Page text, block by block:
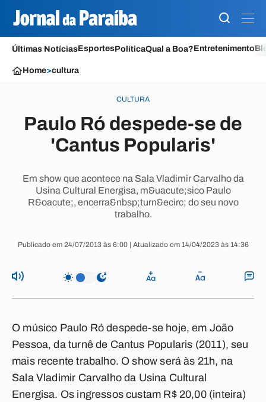
Últimas NotíciasEsportesPolíticaQual a Boa?Entretenimento
Home>cultura
CULTURA
Paulo Ró despede-se de
'Cantus Popularis'
Em show que acontece na Sala Vladimir Carvalho da
Usina Cultural Energisa, m&uacute;sico Paulo
R&oacute;, encerra&nbsp;turn&ecirc; do seu novo
trabalho.
Publicado em 24/07/2013 às 6:00 | Atualizado em 14/04/2023 às 14:36
O músico Paulo Ró despede-se hoje, em João
Pessoa, da turnê de Cantus Popularis (2011), seu
mais recente trabalho. O show será às 21h, na
Sala Vladimir Carvalho da Usina Cultural
Energisa. Os ingressos custam R$ 20,00 (inteira)